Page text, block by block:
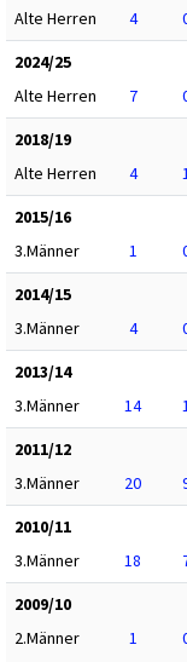
Alte Herren
4
2024/25
Alte Herren
7
2018/19
Alte Herren
4
2015/16
3.Männer
1
2014/15
3.Männer
4
2013/14
3.Männer
14
2011/12
3.Männer
20
2010/11
3.Männer
18
2009/10
2.Männer
1